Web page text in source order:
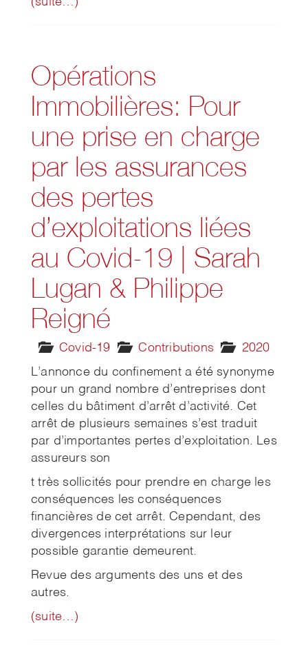
Opérations
Immobilières: Pour
une prise en charge
par les assurances
des pertes
d’exploitations liées
au Covid-19 | Sarah
Lugan & Philippe
Reigné
2020
Contributions
Covid-19
L’annonce du confinement a été synonyme
pour un grand nombre d’entreprises dont
celles du bâtiment d’arrêt d’activité. Cet
arrêt de plusieurs semaines s’est traduit
par d’importantes pertes d’exploitation. Les
assureurs son
t très sollicités pour prendre en charge les
conséquences les conséquences
financières de cet arrêt. Cependant, des
divergences interprétations sur leur
possible garantie demeurent.
Revue des arguments des uns et des
autres.
(suite…)